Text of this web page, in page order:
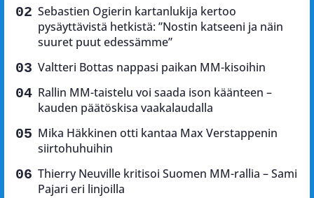
Sebastien Ogierin kartanlukija kertoo
pysäyttävistä hetkistä: ”Nostin katseeni ja näin
suuret puut edessämme”
Valtteri Bottas nappasi paikan MM-kisoihin
Rallin MM-taistelu voi saada ison käänteen –
kauden päätöskisa vaakalaudalla
Mika Häkkinen otti kantaa Max Verstappenin
siirtohuhuihin
Thierry Neuville kritisoi Suomen MM-rallia – Sami
Pajari eri linjoilla